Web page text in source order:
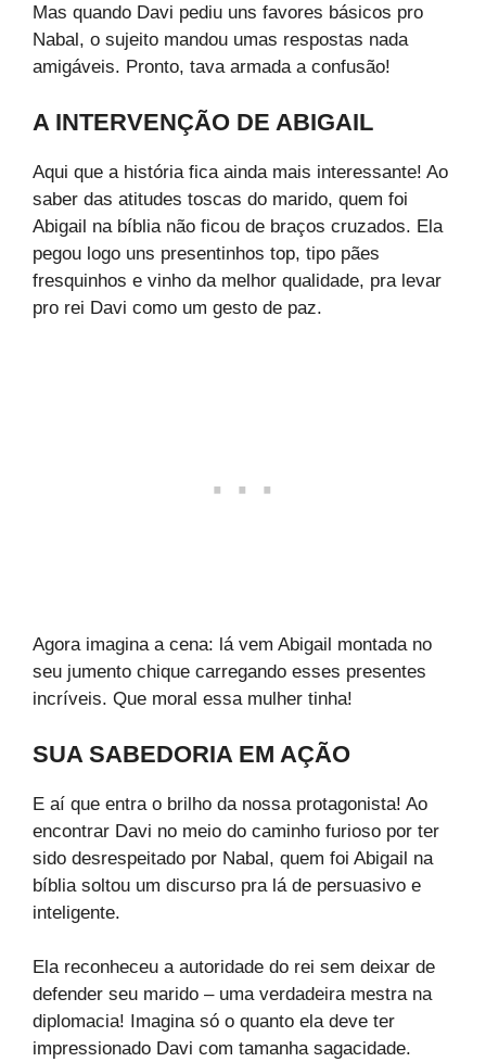
Mas quando Davi pediu uns favores básicos pro
Nabal, o sujeito mandou umas respostas nada
amigáveis. Pronto, tava armada a confusão!
A INTERVENÇÃO DE ABIGAIL
Aqui que a história fica ainda mais interessante! Ao
saber das atitudes toscas do marido, quem foi
Abigail na bíblia não ficou de braços cruzados. Ela
pegou logo uns presentinhos top, tipo pães
fresquinhos e vinho da melhor qualidade, pra levar
pro rei Davi como um gesto de paz.
Agora imagina a cena: lá vem Abigail montada no
seu jumento chique carregando esses presentes
incríveis. Que moral essa mulher tinha!
SUA SABEDORIA EM AÇÃO
E aí que entra o brilho da nossa protagonista! Ao
encontrar Davi no meio do caminho furioso por ter
sido desrespeitado por Nabal, quem foi Abigail na
bíblia soltou um discurso pra lá de persuasivo e
inteligente.
Ela reconheceu a autoridade do rei sem deixar de
defender seu marido – uma verdadeira mestra na
diplomacia! Imagina só o quanto ela deve ter
impressionado Davi com tamanha sagacidade.